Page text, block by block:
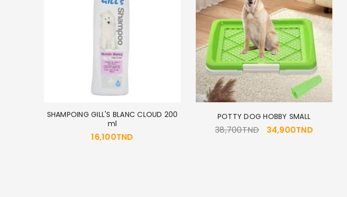
SE CONNECTER
MOT DE PASSE PERDU ?
SHAMPOING GILL'S BLANC CLOUD 200
ml
16,100TND
POTTY DOG HOBBY SMALL
38,700TND 34,900TND